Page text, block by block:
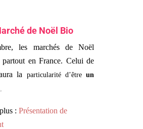
de Noël Bio
les marchés de Noël
partout en France. Celui de
la particularité d’êtreun
: Présentation de